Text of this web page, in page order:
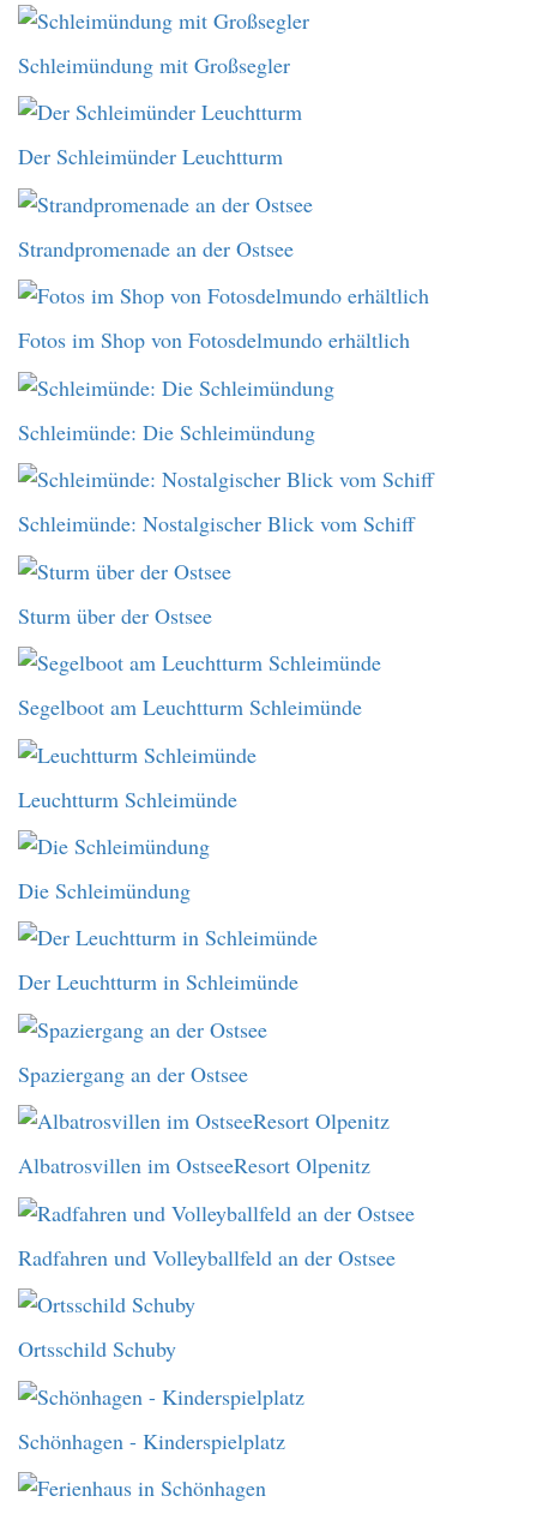
Schleimündung mit Großsegler
Der Schleimünder Leuchtturm
Strandpromenade an der Ostsee
Fotos im Shop von Fotosdelmundo erhältlich
Schleimünde: Die Schleimündung
Schleimünde: Nostalgischer Blick vom Schiff
Sturm über der Ostsee
Segelboot am Leuchtturm Schleimünde
Leuchtturm Schleimünde
Die Schleimündung
Der Leuchtturm in Schleimünde
Spaziergang an der Ostsee
Albatrosvillen im OstseeResort Olpenitz
Radfahren und Volleyballfeld an der Ostsee
Ortsschild Schuby
Schönhagen - Kinderspielplatz